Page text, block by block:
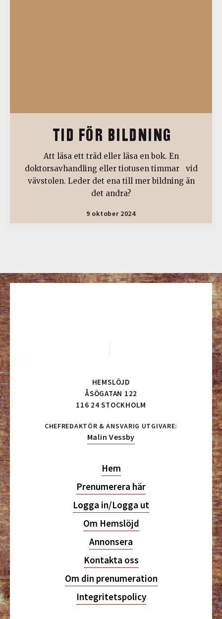
TID FÖR BILDNING
Att läsa ett träd eller läsa en bok. En
doktorsavhandling eller tiotusen timmar vid
vävstolen. Leder det ena till mer bildning än
det andra?
9 oktober 2024
HEMSLÖJD
ÅSÖGATAN 122
116 24 STOCKHOLM
CHEFREDAKTÖR & ANSVARIG UTGIVARE:
Malin Vessby
Hem
Prenumerera här
Logga in/Logga ut
Om Hemslöjd
Annonsera
Kontakta oss
Om din prenumeration
Integritetspolicy